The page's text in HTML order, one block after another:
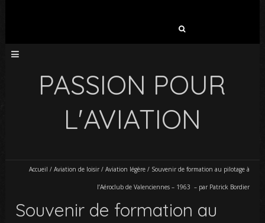
PASSION POUR
L'AVIATION
Accueil / Aviation de loisir/ Aviation légère/ Souvenir de formation au pilotage à
l’Aéroclub de Valenciennes – 1963 – par Patrick Bordier
Souvenir de formation au